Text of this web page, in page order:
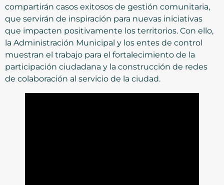
compartirán casos exitosos de gestión comunitaria,
que servirán de inspiración para nuevas iniciativas
que impacten positivamente los territorios. Con ello,
la Administración Municipal y los entes de control
muestran el trabajo para el fortalecimiento de la
participación ciudadana y la construcción de redes
de colaboración al servicio de la ciudad.